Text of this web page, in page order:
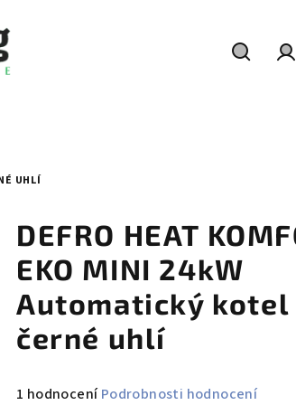
UHLÍ
DEFRO HEAT
EKO MINI 24kW
Automatický kotel
černé uhlí
Průměrné
1 hodnocení Podrobnosti hodnocení